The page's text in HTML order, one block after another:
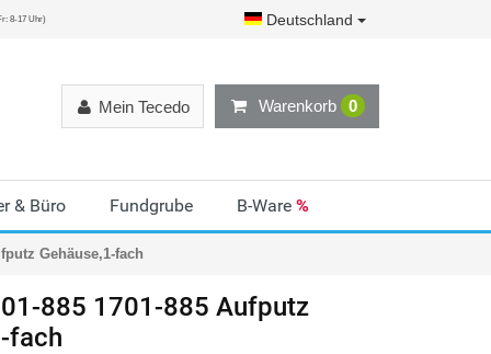
8-17 Uhr) Deutschland
Warenkorb 0
Mein Tecedo
& Büro Fundgrube B-Ware %
Gehäuse,1-fach
885 1701-885 Aufputz
fach